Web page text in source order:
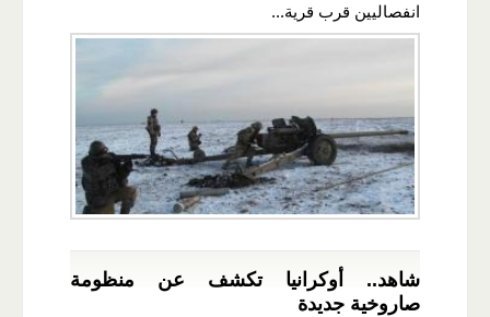
انفصاليين قرب قرية...
شاهد.. أوكرانيا تكشف عن منظومة
صاروخية جديدة